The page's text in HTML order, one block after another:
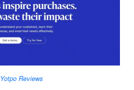
Yotpo Reviews